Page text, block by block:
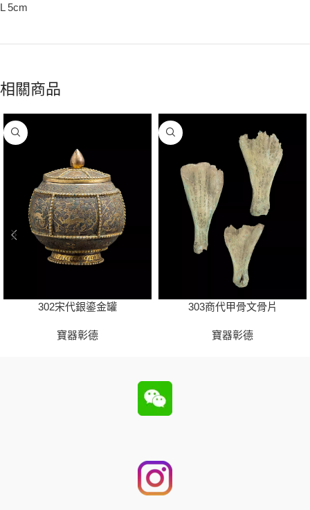
L 5cm
相關商品
302宋代銀鎏金罐
寶器彰德
303商代甲骨文骨片
寶器彰德